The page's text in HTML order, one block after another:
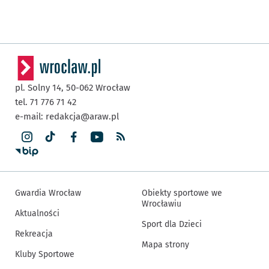
pl. Solny 14, 50-062 Wrocław
tel. 71 776 71 42
e-mail: redakcja@araw.pl
Gwardia Wrocław
Aktualności
Rekreacja
Kluby Sportowe
Obiekty sportowe we
Wrocławiu
Sport dla Dzieci
Mapa strony